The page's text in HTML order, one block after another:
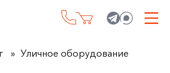
Уличное оборудование